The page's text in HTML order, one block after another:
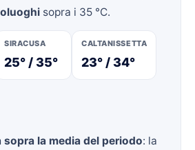
sopra i 35 °C.
SIRACUSA
25° / 35°
CALTANISSETTA
23° / 34°
sopra la media del periodo: la